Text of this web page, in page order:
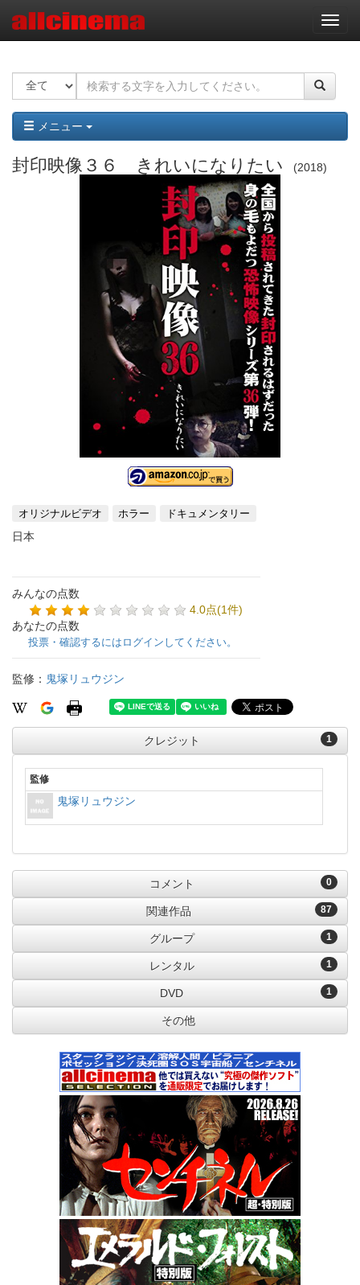
ナ
ビ
ー
ョ
ン
メニュー
封印映像３６ きれいになりたい 2018
オリジナルビデオ ホラー ドキュメンタリー
日本
みんなの点数
4.0点(1件)
あなたの点数
投票・確認するにはログインしてください。
監修： 鬼塚リュウジン
1
クレジット
監修
鬼塚リュウジン
0
コメント
87
関連作品
1
グループ
1
レンタル
1
DVD
その他